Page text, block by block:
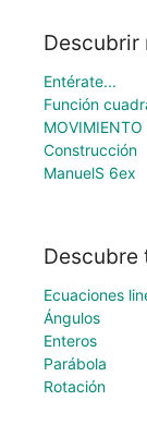
Descubrir
Entérate...
Función
MOVIMIENTO
Construcción
ManuelS 6ex
Descubre
Ecuaciones
Ángulos
Enteros
Parábola
Rotación